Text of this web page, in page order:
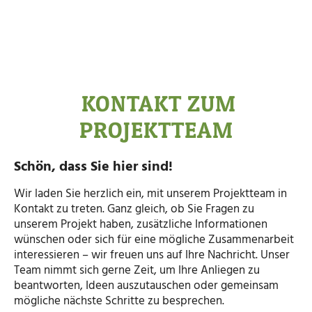
KONTAKT ZUM
PROJEKTTEAM
Schön, dass Sie hier sind!
Wir laden Sie herzlich ein, mit unserem Projektteam in
Kontakt zu treten. Ganz gleich, ob Sie Fragen zu
unserem Projekt haben, zusätzliche Informationen
wünschen oder sich für eine mögliche Zusammenarbeit
interessieren – wir freuen uns auf Ihre Nachricht. Unser
Team nimmt sich gerne Zeit, um Ihre Anliegen zu
beantworten, Ideen auszutauschen oder gemeinsam
mögliche nächste Schritte zu besprechen.